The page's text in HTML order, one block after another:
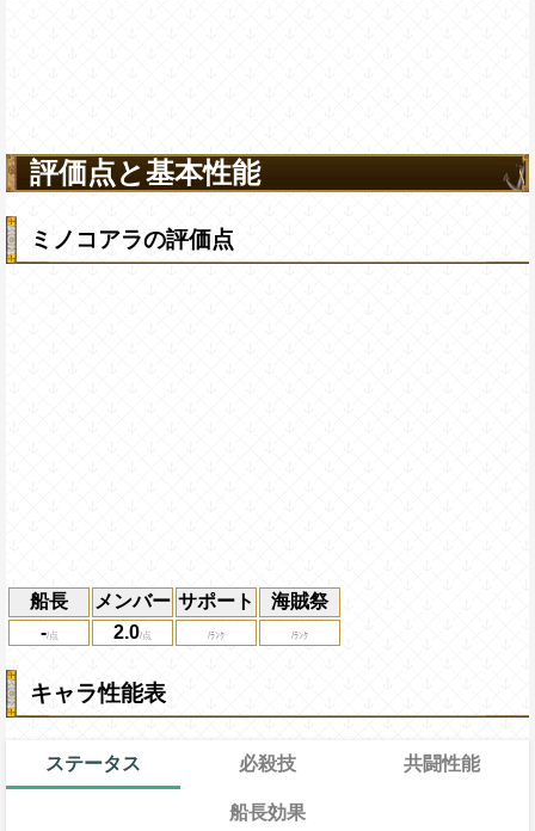
評価点と基本性能
ミノコアラの評価点
船長 メンバー サポート
海賊祭
-
2.0
キャラ性能表
ステータス 必殺技 共闘性能
船長効果